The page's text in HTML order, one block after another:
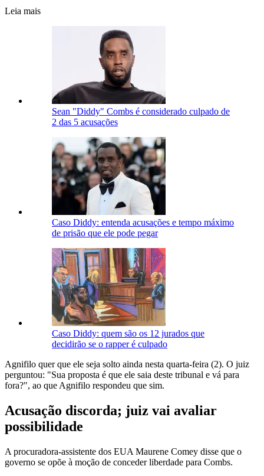
Leia mais
Sean "Diddy" Combs é considerado culpado de
2 das 5 acusações
Caso Diddy: entenda acusações e tempo máximo
de prisão que ele pode pegar
Caso Diddy: quem são os 12 jurados que
decidirão se o rapper é culpado
Agnifilo quer que ele seja solto ainda nesta quarta-feira (2). O juiz
perguntou: "Sua proposta é que ele saia deste tribunal e vá para
fora?", ao que Agnifilo respondeu que sim.
Acusação discorda; juiz vai avaliar
possibilidade
A procuradora-assistente dos EUA Maurene Comey disse que o
governo se opõe à moção de conceder liberdade para Combs.